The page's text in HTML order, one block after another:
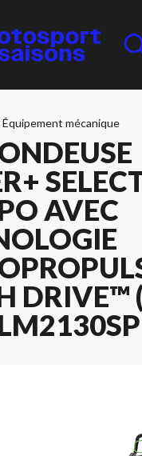
Équipement mécanique
AVEC
DRIVE™